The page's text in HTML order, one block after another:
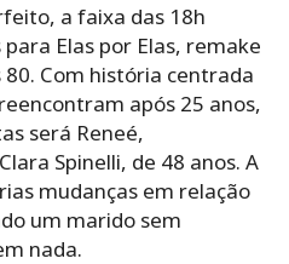
a faixa das 18h
Elas por Elas, remake
80. Com história centrada
após 25 anos,
será Reneé,
Spinelli, de 48 anos. A
mudanças em relação
um marido sem
nada.